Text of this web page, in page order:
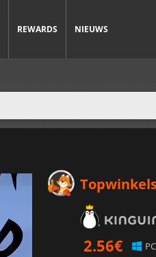
REWARDS NIEUWS
2.56€ PC